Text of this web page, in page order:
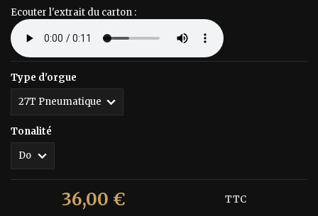
Ecouter l'extrait du carton :
Type d'orgue
Tonalité
36,00 € TTC